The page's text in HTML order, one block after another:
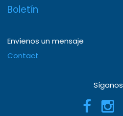
Boletín
Envíenos un mensaje
Contact
Síganos